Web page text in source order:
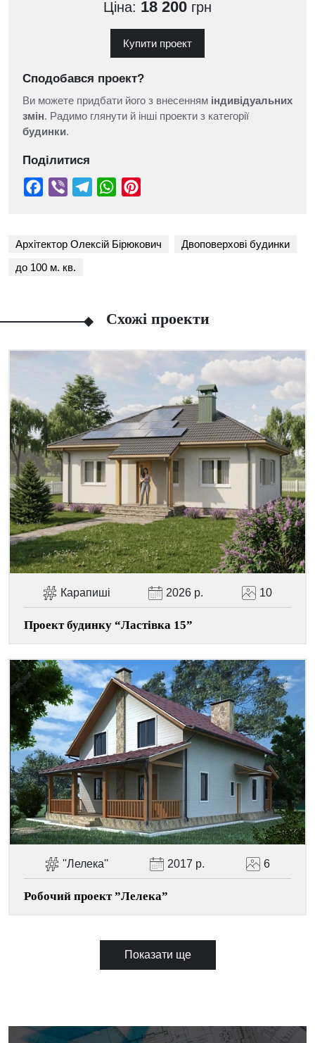
Ціна: 18 200 грн
Купити проект
Сподобався проект?
Ви можете придбати його з внесенням індивідуальних
змін. Радимо глянути й інші проекти з категорії
будинки.
Поділитися
Facebook TelegramWhatsApp
Архітектор Олексій Бірюкович
Двоповерхові будинки
до 100 м. кв.
Схожі проекти
Карапиші 2026 р. 10
Проект будинку “Ластівка 15”
''Лелека'' 2017 р. 6
Робочий проект ”Лелека”
Показати ще